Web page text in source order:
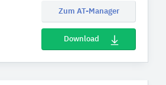
Zum AT-Manager
Download